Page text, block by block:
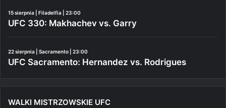
15 sierpnia | Filadelfia | 23:00
UFC 330: Makhachev vs. Garry
22 sierpnia | Sacramento | 23:00
UFC Sacramento: Hernandez vs. Rodrigues
WALKI MISTRZOWSKIE UFC